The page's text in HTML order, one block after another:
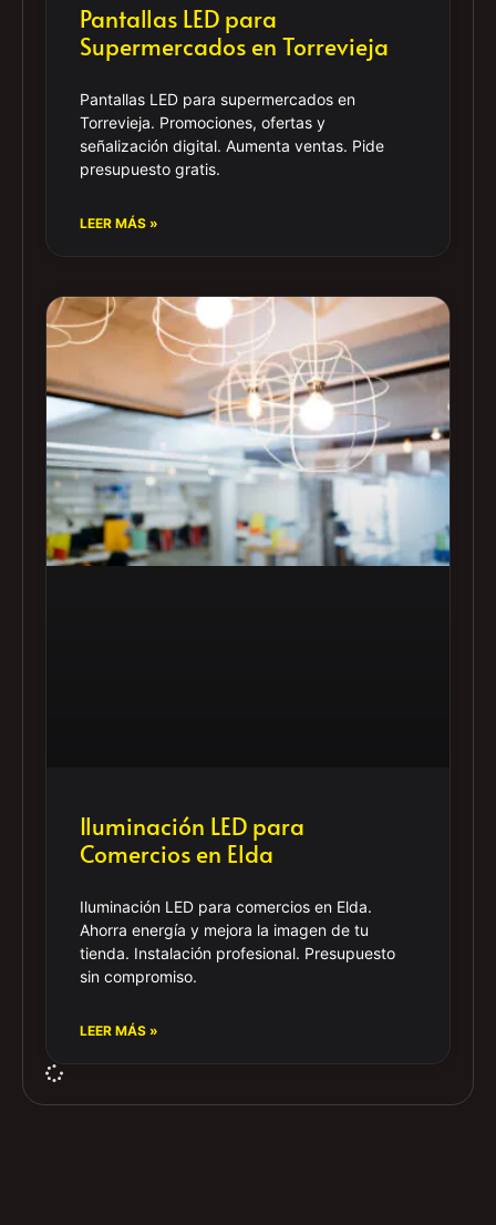
Pantallas LED para
Supermercados en Torrevieja
Pantallas LED para supermercados en
Torrevieja. Promociones, ofertas y
señalización digital. Aumenta ventas. Pide
presupuesto gratis.
LEER MÁS »
Iluminación LED para
Comercios en Elda
Iluminación LED para comercios en Elda.
Ahorra energía y mejora la imagen de tu
tienda. Instalación profesional. Presupuesto
sin compromiso.
LEER MÁS »